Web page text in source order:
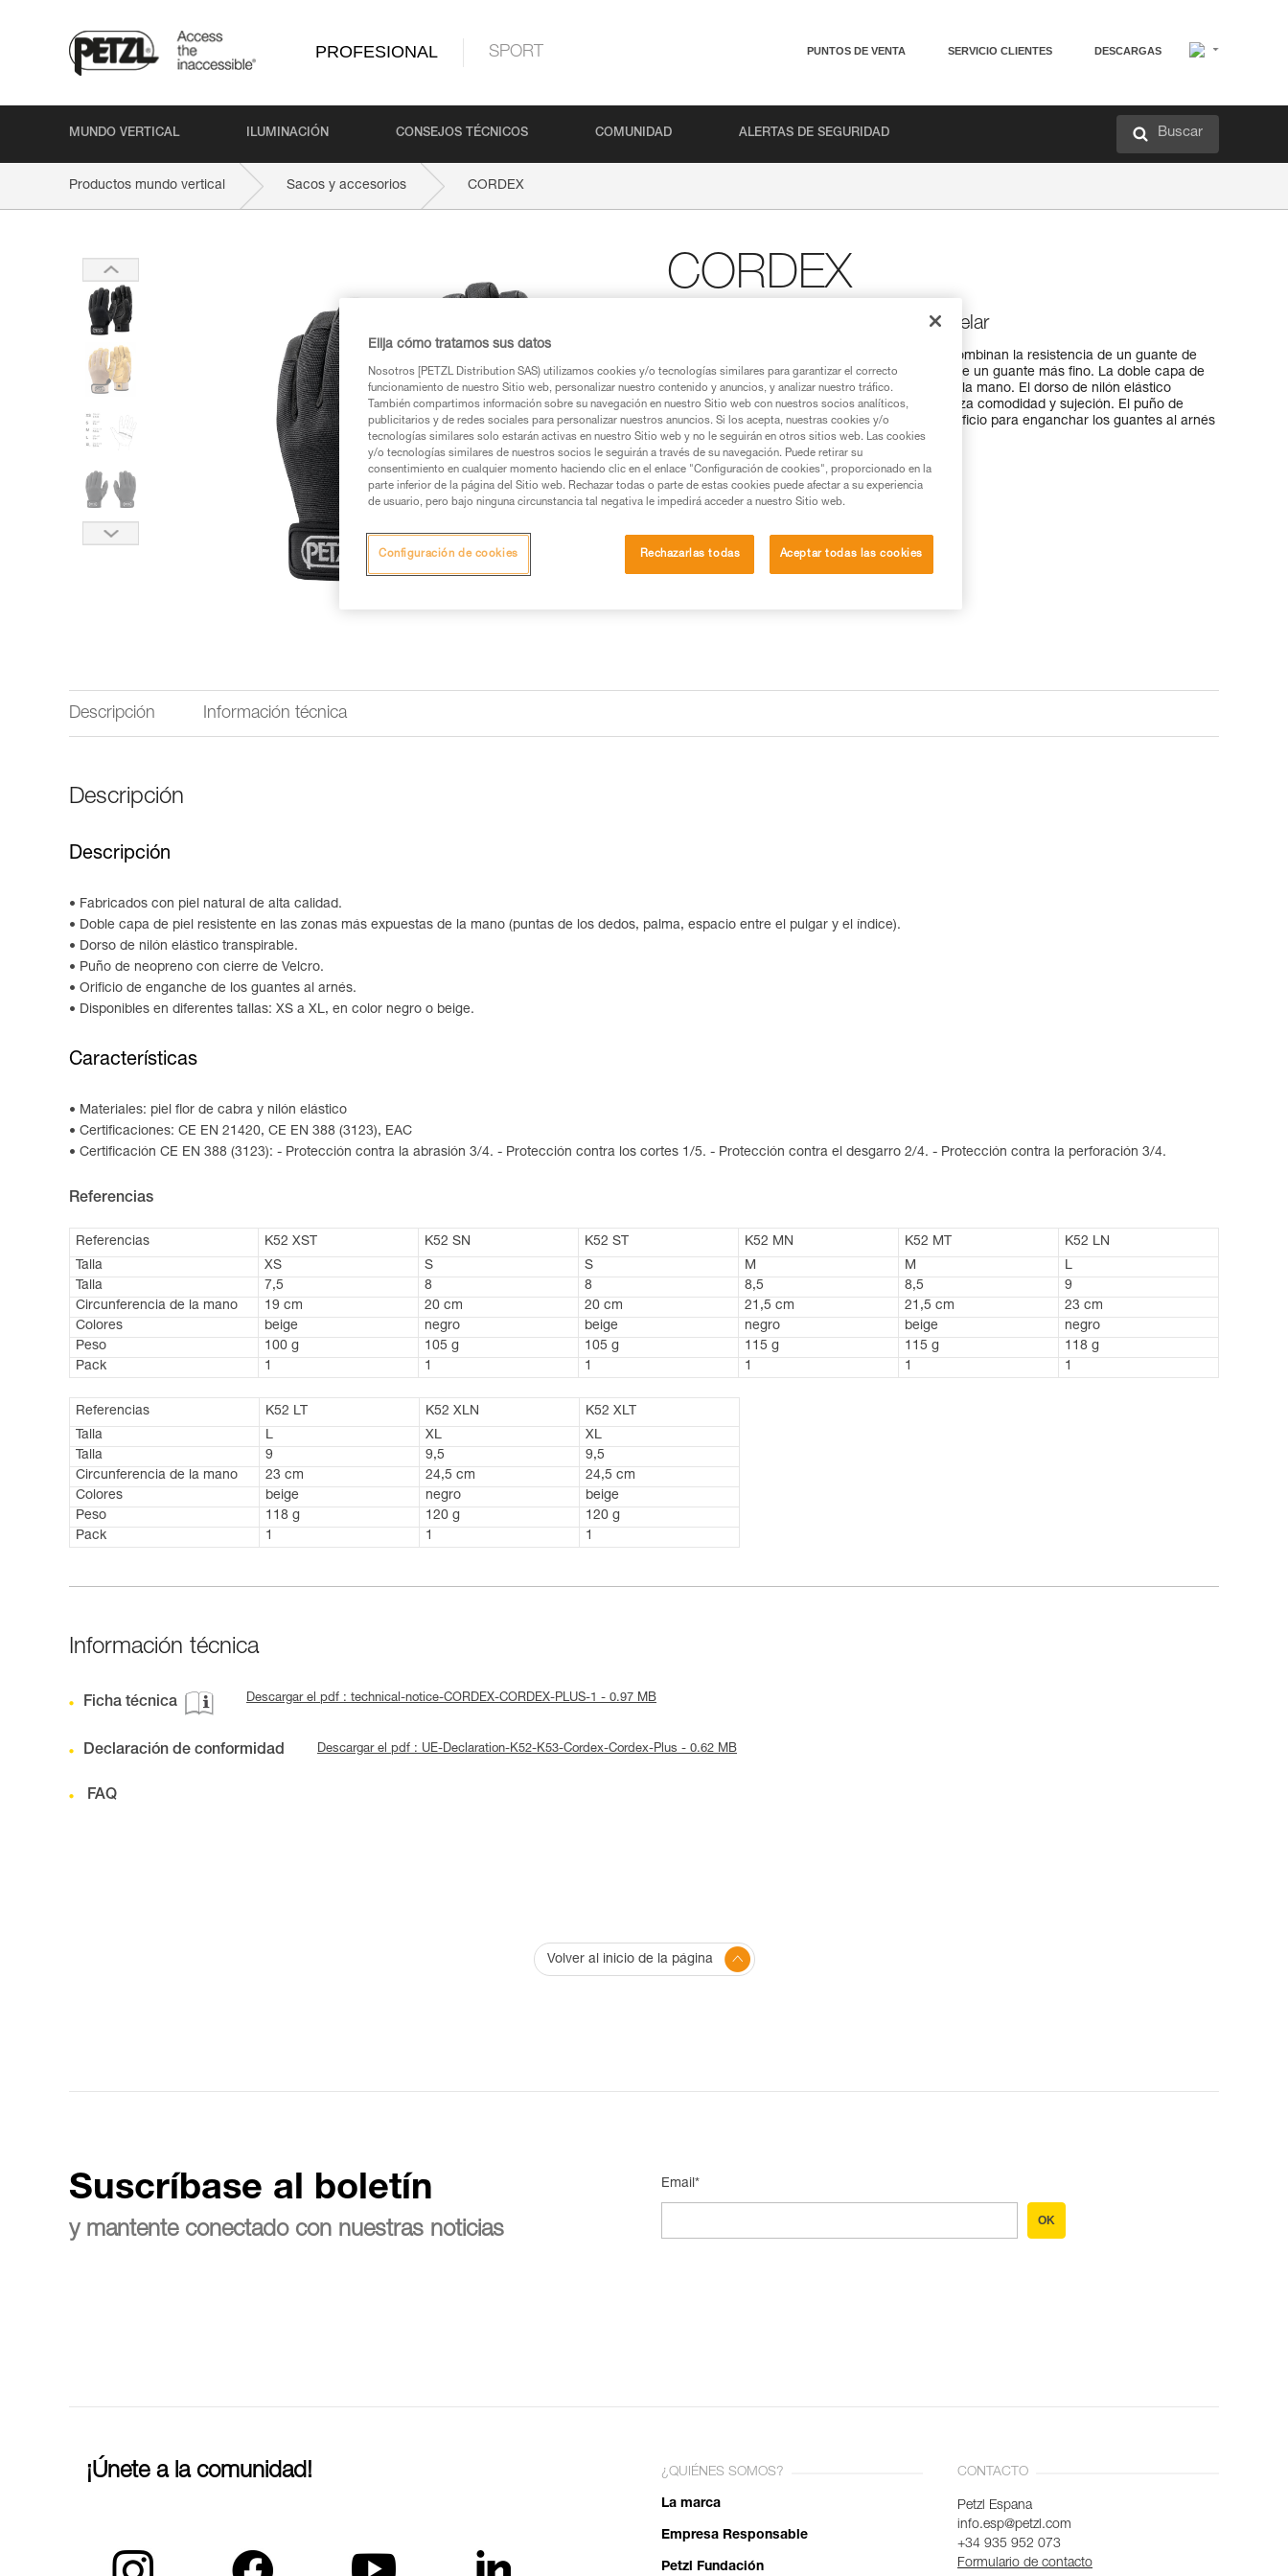
PROFESIONAL SPORT PUNTOS DE VENTA SERVICIO CLIENTES DESCARGAS
MUNDO VERTICAL ILUMINACIÓN CONSEJOS TÉCNICOS COMUNIDAD ALERTAS DE SEGURIDAD Buscar
Productos mundo vertical Sacos y accesorios CORDEX
CORDEX
Guantes ligeros para asegurar y rapelar
Estos guantes ligeros para asegurar y rapelar combinan la resistencia de un guante de
trabajo con la precisión y el tacto en los dedos de un guante más fino. La doble capa de
piel protege el interior y las partes expuestas de la mano. El dorso de nilón elástico
transpirable es resistente a la abrasión y garantiza comodidad y sujeción. El puño de
neopreno con cierre de Velcro dispone de un orificio para enganchar los guantes al arnés
mediante un mosquetón.
Buscar un punto de venta
Descripción Información técnica
Descripción
Descripción
Fabricados con piel natural de alta calidad.
Doble capa de piel resistente en las zonas más expuestas de la mano (puntas de los dedos, palma, espacio entre el pulgar y el índice).
Dorso de nilón elástico transpirable.
Puño de neopreno con cierre de Velcro.
Orificio de enganche de los guantes al arnés.
Disponibles en diferentes tallas: XS a XL, en color negro o beige.
Características
Materiales: piel flor de cabra y nilón elástico
Certificaciones: CE EN 21420, CE EN 388 (3123), EAC
Certificación CE EN 388 (3123): - Protección contra la abrasión 3/4. - Protección contra los cortes 1/5. - Protección contra el desgarro 2/4. - Protección contra la perforación 3/4.
Referencias
Referencias K52 XST K52 SN K52 ST K52 MN K52 MT
K52 LN
Talla
XS S S M M
L
Talla
7,5 8 8 8,5 8,5
9
Circunferencia de la mano
19 cm 20 cm 20 cm 21,5 cm 21,5 cm
23 cm
Colores
beige negro beige negro beige
negro
Peso
100 g 105 g 105 g 115 g 115 g
118 g
Pack
1 1 1 1 1 1
Referencias K52 LT K52 XLN
K52 XLT
Talla
L XL
XL
Talla
9 9,5
9,5
Circunferencia de la mano
23 cm 24,5 cm
24,5 cm
Colores
beige negro
beige
Peso
118 g 120 g
120 g
Pack
1 1 1
Información técnica
Ficha técnica Descargar el pdf : technical-notice-CORDEX-CORDEX-PLUS-1 - 0.97 MB
Declaración de conformidad Descargar el pdf : UE-Declaration-K52-K53-Cordex-Cordex-Plus - 0.62 MB
FAQ
Volver al inicio de la página
Suscríbase al boletín
y mantente conectado con nuestras noticias
Email*
OK
¡Únete a la comunidad! ¿QUIÉNES SOMOS?
La marca
Empresa Responsable
Petzl Fundación
CONTACTO
Petzl Espana
info.esp@petzl.com
+34 935 952 073
Formulario de contacto
Elija cómo tratamos sus datos
Nosotros [PETZL Distribution SAS) utilizamos cookies y/o tecnologías similares para garantizar el correcto
funcionamiento de nuestro Sitio web, personalizar nuestro contenido y anuncios, y analizar nuestro tráfico.
También compartimos información sobre su navegación en nuestro Sitio web con nuestros socios analíticos,
publicitarios y de redes sociales para personalizar nuestros anuncios. Si los acepta, nuestras cookies y/o
tecnologías similares solo estarán activas en nuestro Sitio web y no le seguirán en otros sitios web. Las cookies
y/o tecnologías similares de nuestros socios le seguirán a través de su navegación. Puede retirar su
consentimiento en cualquier momento haciendo clic en el enlace "Configuración de cookies", proporcionado en la
parte inferior de la página del Sitio web. Rechazar todas o parte de estas cookies puede afectar a su experiencia
de usuario, pero bajo ninguna circunstancia tal negativa le impedirá acceder a nuestro Sitio web.
Rechazarlas todas Aceptar todas las cookies
Configuración de cookies